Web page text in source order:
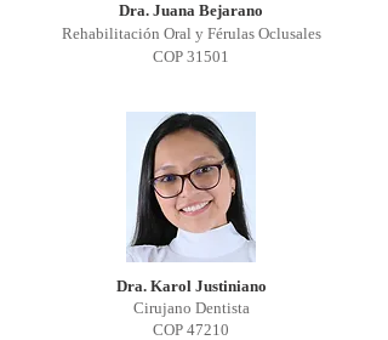
Dra. Juana Bejarano
Rehabilitación Oral y Férulas Oclusales
COP 31501
Dra. Karol Justiniano
Cirujano Dentista
COP 47210